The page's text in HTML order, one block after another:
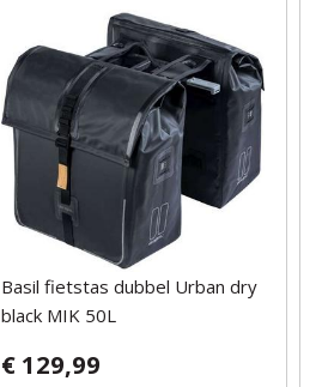
Basil fietstas dubbel Urban dry
black MIK 50L
€ 129,99